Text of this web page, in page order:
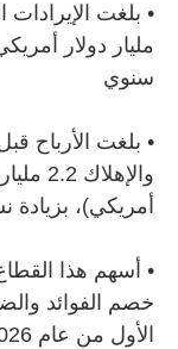
•
سنوي
• بلغت الأرباح
أمريكي)، بزيادة
•
خصم الفوائد
الأول من عام 2026